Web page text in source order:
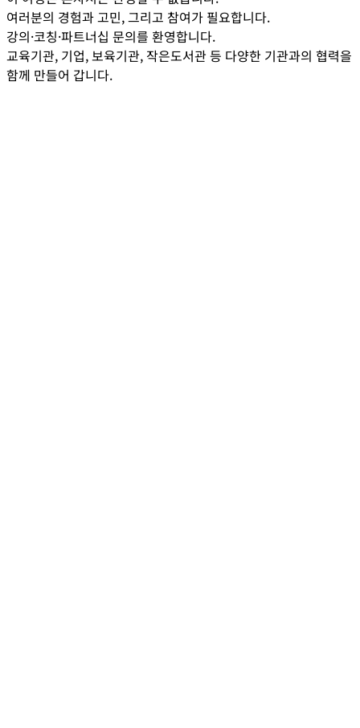
여러분의 경험과 고민, 그리고 참여가 필요합니다.
강의·코칭·파트너십 문의를 환영합니다.
교육기관, 기업, 보육기관, 작은도서관 등 다양한 기관과의 협력을
함께 만들어 갑니다.